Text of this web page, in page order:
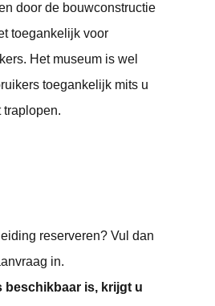
door de bouwconstructie
toegankelijk voor
Het museum is wel
toegankelijk mits u
traplopen.
reserveren? Vul dan
in.
beschikbaar is, krijgt u